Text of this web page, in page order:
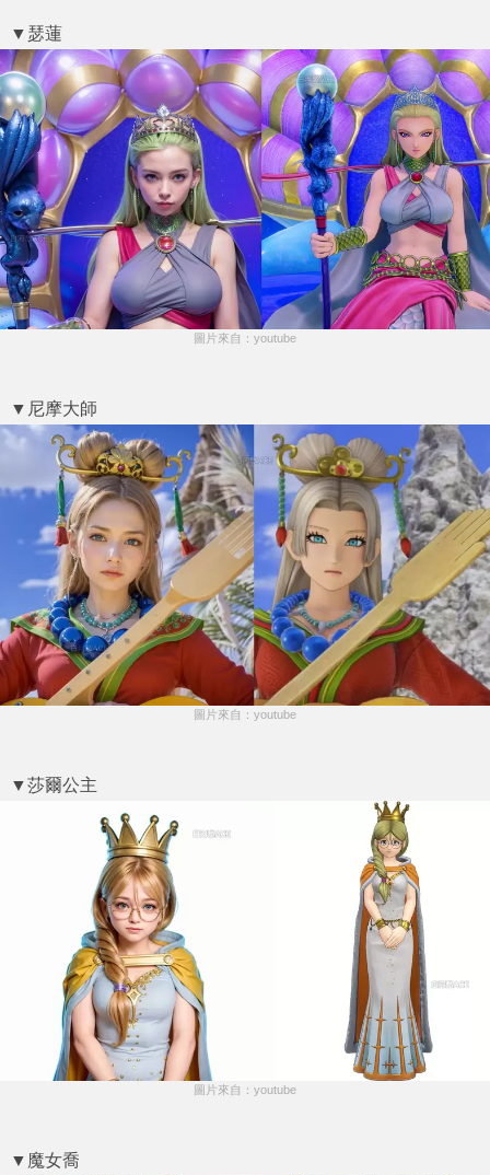
▼瑟蓮
圖片來自：youtube
▼尼摩大師
圖片來自：youtube
▼莎爾公主
圖片來自：youtube
▼魔女喬